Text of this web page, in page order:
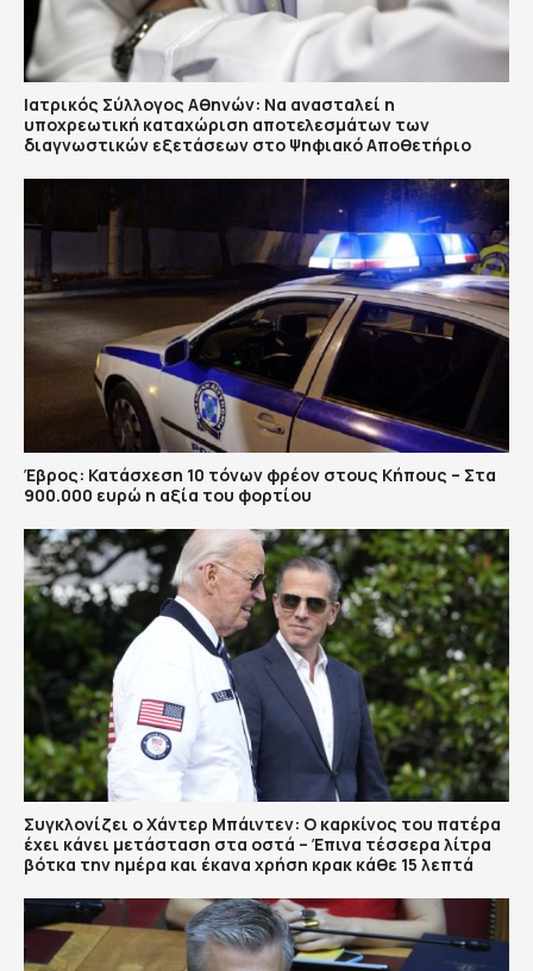
Ιατρικός Σύλλογος Αθηνών: Να ανασταλεί η
υποχρεωτική καταχώριση αποτελεσμάτων των
διαγνωστικών εξετάσεων στο Ψηφιακό Αποθετήριο
Έβρος: Κατάσχεση 10 τόνων φρέον στους Κήπους – Στα
900.000 ευρώ η αξία του φορτίου
Συγκλονίζει ο Χάντερ Μπάιντεν: Ο καρκίνος του πατέρα
έχει κάνει μετάσταση στα οστά – Έπινα τέσσερα λίτρα
βότκα την ημέρα και έκανα χρήση κρακ κάθε 15 λεπτά